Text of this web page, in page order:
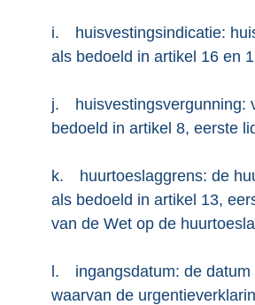
i.
huisvestingsindicatie:
als bedoeld in artikel 16 en
j.
huisvestingsvergunning:
bedoeld in artikel 8, eerste
k.
huurtoeslaggrens: de
als bedoeld in artikel 13,
van de Wet op de
l.
ingangsdatum: de datum
waarvan de